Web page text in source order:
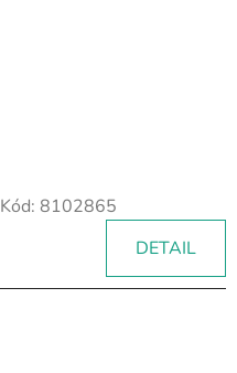
Kód: 8102865
DETAIL